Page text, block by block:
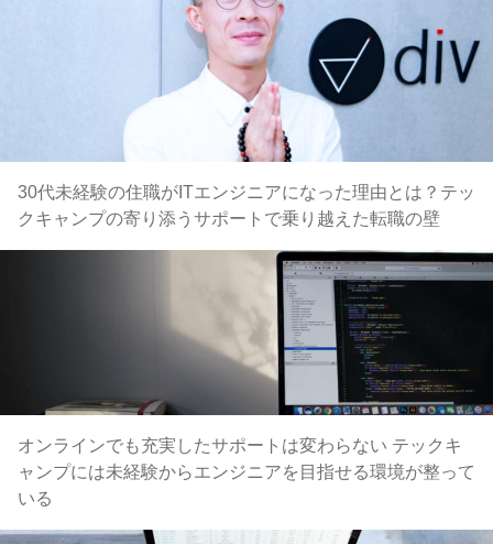
30代未経験の住職がITエンジニアになった理由とは？テッ
クキャンプの寄り添うサポートで乗り越えた転職の壁
オンラインでも充実したサポートは変わらない テックキ
ャンプには未経験からエンジニアを目指せる環境が整って
いる